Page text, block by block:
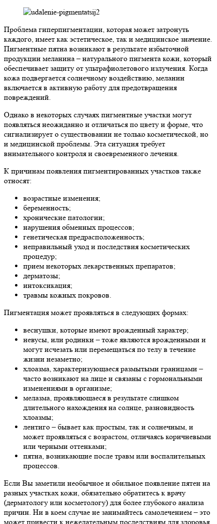
Проблема гиперпигментации, которая может затронуть
каждого, имеет как эстетическое, так и медицинское значение.
Пигментные пятна возникают в результате избыточной
продукции меланина – натурального пигмента кожи, который
обеспечивает защиту от ультрафиолетового излучения. Когда
кожа подвергается солнечному воздействию, меланин
включается в активную работу для предотвращения
повреждений.
Однако в некоторых случаях пигментные участки могут
появляться неожиданно и отличаться по цвету и форме, что
сигнализирует о существовании не только косметической, но
и медицинской проблемы. Эта ситуация требует
внимательного контроля и своевременного лечения.
К причинам появления пигментированных участков также
относят:
возрастные изменения;
беременность;
хронические патологии;
нарушения обменных процессов;
генетическая предрасположенность;
неправильный уход и последствия косметических
процедур;
прием некоторых лекарственных препаратов;
дерматозы;
интоксикация;
травмы кожных покровов.
Пигментация может проявляться в следующих формах:
веснушки, которые имеют врожденный характер;
невусы, или родинки – тоже являются врожденными и
могут исчезать или перемещаться по телу в течение
жизни незаметно;
хлоазма, характеризующаеся размытыми границами –
часто возникают на лице и связаны с гормональными
изменениями в организме;
мелазма, проявляющаеся в результате слишком
длительного нахождения на солнце, разновидность
хлоазмы;
лентиго – бывает как простым, так и солнечным, и
может проявляться с возрастом, отличаясь коричневыми
или черными оттенками;
пятна, возникающие после травм или воспалительных
процессов.
Если Вы заметили необычное и обильное появление пятен на
разных участках кожи, обязательно обратитесь к врачу
(дерматологу или косметологу) для более глубокого анализа
причин. Ни в коем случае не занимайтесь самолечением – это
может привести к нежелательным последствиям для здоровья.